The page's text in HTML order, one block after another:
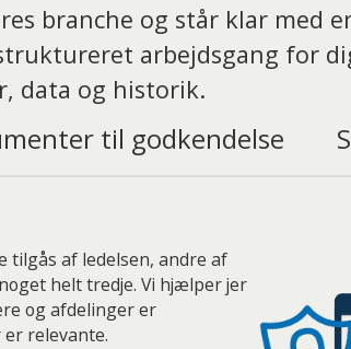
branche og står klar med
arbejdsgang for
data og historik.
til godkendelse
tilgås af ledelsen, andre af
helt tredje. Vi hjælper jer
og afdelinger er
relevante.